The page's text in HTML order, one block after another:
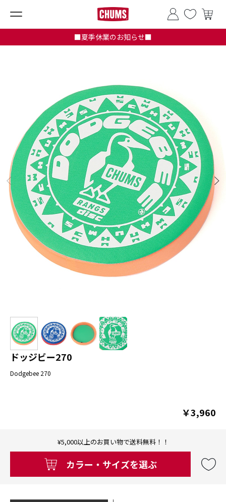
■夏季休業のお知らせ■
ドッジビー270
Dodgebee 270
￥3,960
¥5,000以上のお買い物で送料無料！！
カラー・サイズを選ぶ